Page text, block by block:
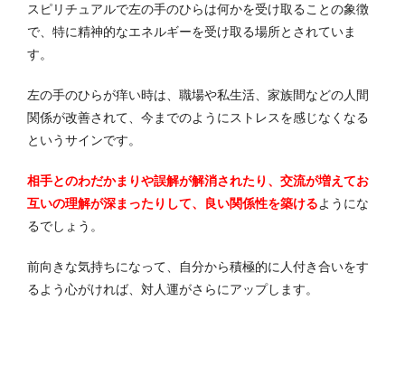
スピリチュアルで左の手のひらは何かを受け取ることの象徴
で、特に精神的なエネルギーを受け取る場所とされていま
す。
左の手のひらが痒い時は、職場や私生活、家族間などの人間
関係が改善されて、今までのようにストレスを感じなくなる
というサインです。
相手とのわだかまりや誤解が解消されたり、交流が増えてお
互いの理解が深まったりして、良い関係性を築けるようにな
るでしょう。
前向きな気持ちになって、自分から積極的に人付き合いをす
るよう心がければ、対人運がさらにアップします。